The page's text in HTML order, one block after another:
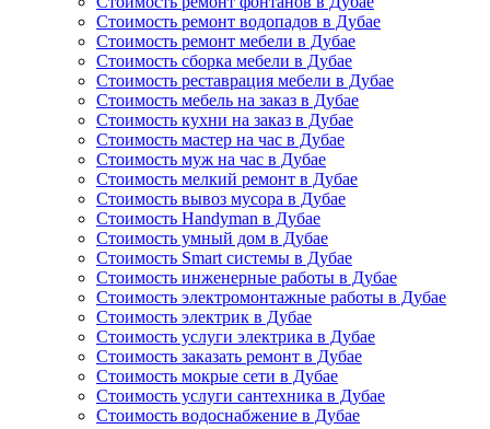
Стоимость ремонт водопадов в Дубае
Стоимость ремонт мебели в Дубае
Стоимость сборка мебели в Дубае
Стоимость реставрация мебели в Дубае
Стоимость мебель на заказ в Дубае
Стоимость кухни на заказ в Дубае
Стоимость мастер на час в Дубае
Стоимость муж на час в Дубае
Стоимость мелкий ремонт в Дубае
Стоимость вывоз мусора в Дубае
Стоимость Handyman в Дубае
Стоимость умный дом в Дубае
Стоимость Smart системы в Дубае
Стоимость инженерные работы в Дубае
Стоимость электромонтажные работы в Дубае
Стоимость электрик в Дубае
Стоимость услуги электрика в Дубае
Стоимость заказать ремонт в Дубае
Стоимость мокрые сети в Дубае
Стоимость услуги сантехника в Дубае
Стоимость водоснабжение в Дубае